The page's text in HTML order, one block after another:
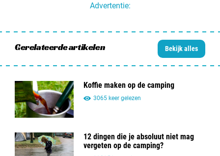
Advertentie:
Gerelateerde artikelen Bekijk alles
Koffie maken op de camping
3065 keer gelezen
12 dingen die je absoluut niet mag
vergeten op de camping?